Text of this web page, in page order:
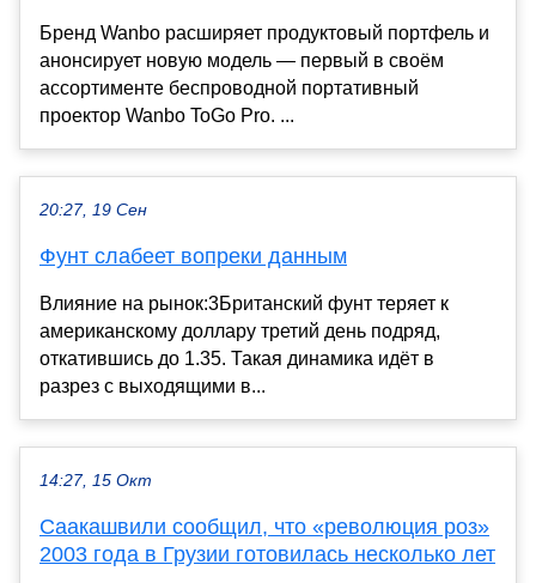
Бренд Wanbo расширяет продуктовый портфель и
анонсирует новую модель — первый в своём
ассортименте беспроводной портативный
проектор Wanbo ToGo Pro. ...
20:27, 19 Сен
Фунт слабеет вопреки данным
Влияние на рынок:3Британский фунт теряет к
американскому доллару третий день подряд,
откатившись до 1.35. Такая динамика идёт в
разрез с выходящими в...
14:27, 15 Окт
Саакашвили сообщил, что «революция роз»
2003 года в Грузии готовилась несколько лет